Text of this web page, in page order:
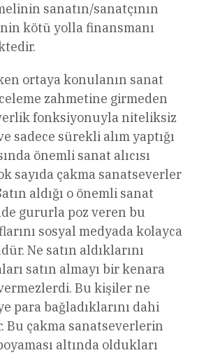
sanatın/sanatçının
kötü yolla finansmanı
ortaya konulanın sanat
zahmetine girmeden
fonksiyonuyla niteliksiz
sadece sürekli alım yaptığı
önemli sanat alıcısı
sayıda çakma sanatseverler
aldığı o önemli sanat
gururla poz veren bu
sosyal medyada kolayca
Ne satın aldıklarını
satın almayı bir kenara
Bu kişiler ne
para bağladıklarını dahi
Bu çakma sanatseverlerin
altında oldukları